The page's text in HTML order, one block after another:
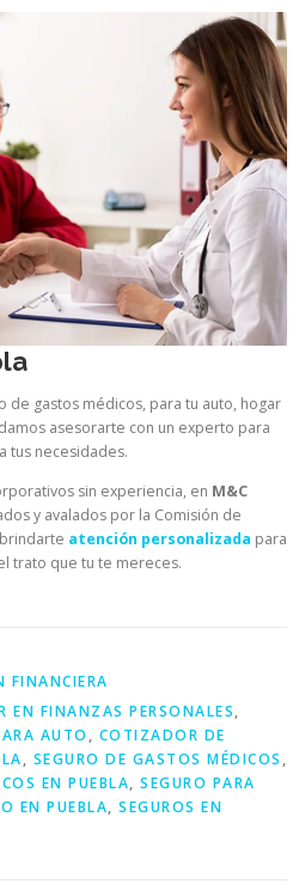
de gastos médicos, para tu auto, hogar
asesorarte con un experto para
tus necesidades.
sin experiencia, en M&C
y avalados por la Comisión de
atención personalizada para
trato que tu te mereces.
FINANCIERA
EN FINANZAS PERSONALES,
AUTO , COTIZADOR DE
, SEGURO DE GASTOS MÉDICOS ,
EN PUEBLA, SEGURO PARA
EN PUEBLA, SEGUROS EN